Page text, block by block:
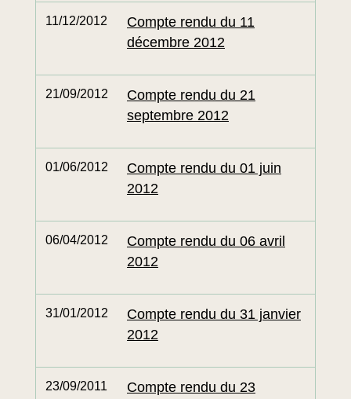
11/12/2012
Compte rendu du 11
décembre 2012
21/09/2012
Compte rendu du 21
septembre 2012
01/06/2012
Compte rendu du 01 juin
2012
06/04/2012
Compte rendu du 06 avril
2012
31/01/2012
Compte rendu du 31 janvier
2012
23/09/2011
Compte rendu du 23